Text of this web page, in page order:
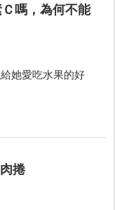
嗎，為何不能
她愛吃水果的好
捲